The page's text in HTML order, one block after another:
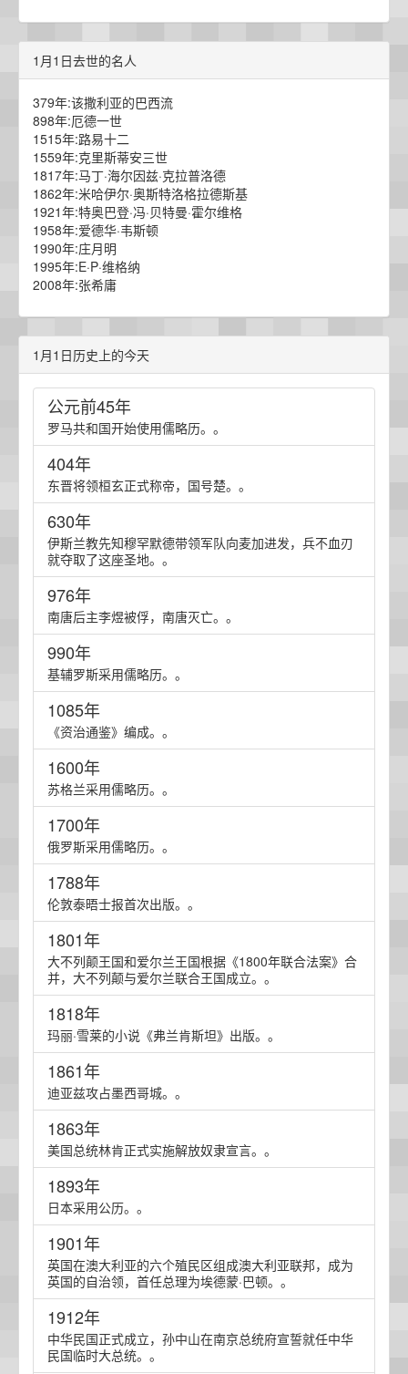
1月1日去世的名人
379年:该撒利亚的巴西流
898年:厄德一世
1515年:路易十二
1559年:克里斯蒂安三世
1817年:马丁·海尔因兹·克拉普洛德
1862年:米哈伊尔·奥斯特洛格拉德斯基
1921年:特奥巴登·冯·贝特曼·霍尔维格
1958年:爱德华·韦斯顿
1990年:庄月明
1995年:E·P·维格纳
2008年:张希庸
1月1日历史上的今天
公元前45年
罗马共和国开始使用儒略历。。
404年
东晋将领桓玄正式称帝，国号楚。。
630年
伊斯兰教先知穆罕默德带领军队向麦加进发，兵不血刃
就夺取了这座圣地。。
976年
南唐后主李煜被俘，南唐灭亡。。
990年
基辅罗斯采用儒略历。。
1085年
《资治通鉴》编成。。
1600年
苏格兰采用儒略历。。
1700年
俄罗斯采用儒略历。。
1788年
伦敦泰晤士报首次出版。。
1801年
大不列颠王国和爱尔兰王国根据《1800年联合法案》合
并，大不列颠与爱尔兰联合王国成立。。
1818年
玛丽·雪莱的小说《弗兰肯斯坦》出版。。
1861年
迪亚兹攻占墨西哥城。。
1863年
美国总统林肯正式实施解放奴隶宣言。。
1893年
日本采用公历。。
1901年
英国在澳大利亚的六个殖民区组成澳大利亚联邦，成为
英国的自治领，首任总理为埃德蒙·巴顿。。
1912年
中华民国正式成立，孙中山在南京总统府宣誓就任中华
民国临时大总统。。